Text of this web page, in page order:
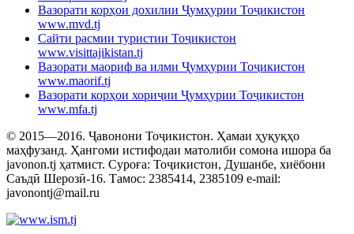
Вазорати корҳои дохилии Ҷумҳурии Тоҷикистон
www.mvd.tj
Сайти расмии туристии Тоҷикистон
www.visittajikistan.tj
Вазорати маориф ва илми Ҷумҳурии Тоҷикистон
www.maorif.tj
Вазорати корҳои хориҷии Ҷумҳурии Тоҷикистон
www.mfa.tj
© 2015—2016. Ҷавонони Тоҷикистон. Ҳамаи ҳуқуқҳо
маҳфузанд. Ҳангоми истифодаи матолиби сомона ишора ба
javonon.tj ҳатмист. Суроға: Тоҷикистон, Душанбе, хиёбони
Саъдӣ Шерозӣ-16. Тамос: 2385414, 2385109 e-mail:
javonontj@mail.ru